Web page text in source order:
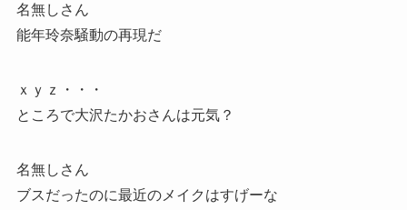
名無しさん
能年玲奈騒動の再現だ
ｘｙｚ・・・
ところで大沢たかおさんは元気？
名無しさん
ブスだったのに最近のメイクはすげーな